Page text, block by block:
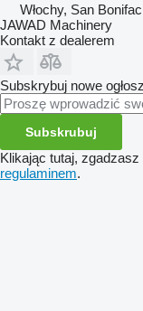
Włochy, San
JAWAD Machinery
Kontakt z dealerem
Subskrybuj nowe
Subskrubuj
Klikając tutaj,
regulaminem.